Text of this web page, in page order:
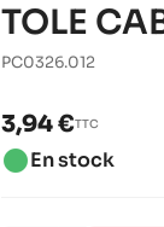
TOLE
PC0326.012
3,94 €TTC
brightness_1En stock